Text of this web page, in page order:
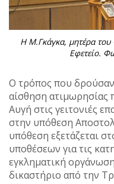
Η Μ.Γκάγκα, μητέρα του
Εφετείο.
Ο τρόπος που δρούσαν
αίσθηση ατιμωρησίας
Αυγή στις γειτονιές
στην υπόθεση
υπόθεση εξετάζεται
υποθέσεων για τις
εγκληματική
δικαστήριο από την